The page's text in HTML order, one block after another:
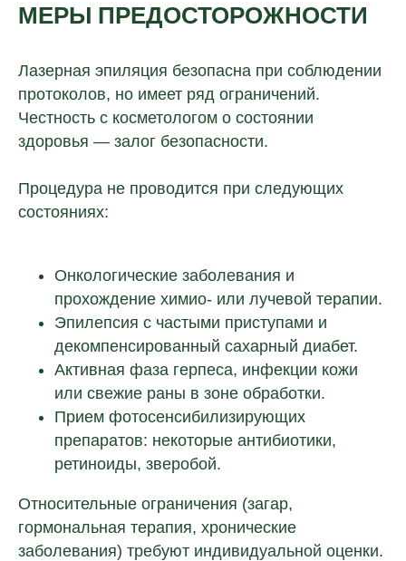
МЕРЫ ПРЕДОСТОРОЖНОСТИ
Лазерная эпиляция безопасна при соблюдении
протоколов, но имеет ряд ограничений.
Честность с косметологом о состоянии
здоровья — залог безопасности.
Процедура не проводится при следующих
состояниях:
Онкологические заболевания и
прохождение химио- или лучевой терапии.
Эпилепсия с частыми приступами и
декомпенсированный сахарный диабет.
Активная фаза герпеса, инфекции кожи
или свежие раны в зоне обработки.
Прием фотосенсибилизирующих
препаратов: некоторые антибиотики,
ретиноиды, зверобой.
Относительные ограничения (загар,
гормональная терапия, хронические
заболевания) требуют индивидуальной оценки.